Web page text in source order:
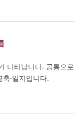
나타납니다. 공통으로
·일지입니다.